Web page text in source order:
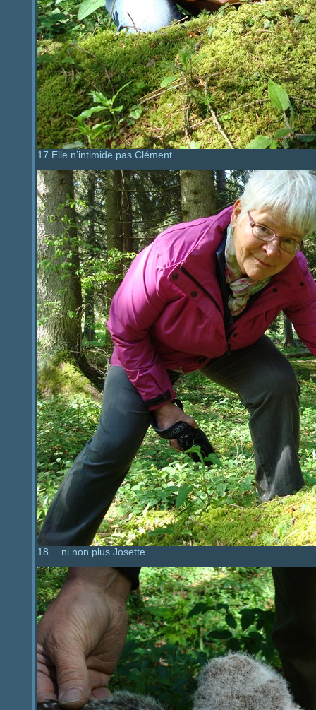
17 Elle n’intimide pas Clément
18 …ni non plus Josette